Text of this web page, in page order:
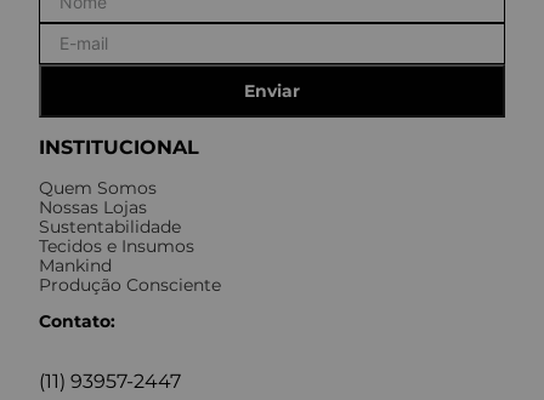
INSTITUCIONAL
Quem Somos
Nossas Lojas
Sustentabilidade
Tecidos e Insumos
Mankind
Produção Consciente
Contato:
(11) 93957-2447
Enviar